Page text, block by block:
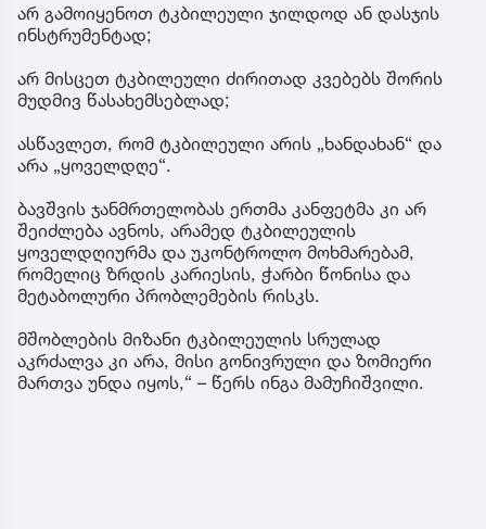
არ გამოიყენოთ ტკბილეული ჯილდოდ ან დასჯის
ინსტრუმენტად;
არ მისცეთ ტკბილეული ძირითად კვებებს შორის
მუდმივ წასახემსებლად;
ასწავლეთ, რომ ტკბილეული არის „ხანდახან“ და
არა „ყოველდღე“.
ბავშვის ჯანმრთელობას ერთმა კანფეტმა კი არ
შეიძლება ავნოს, არამედ ტკბილეულის
ყოველდღიურმა და უკონტროლო მოხმარებამ,
რომელიც ზრდის კარიესის, ჭარბი წონისა და
მეტაბოლური პრობლემების რისკს.
მშობლების მიზანი ტკბილეულის სრულად
აკრძალვა კი არა, მისი გონივრული და ზომიერი
მართვა უნდა იყოს,“ – წერს ინგა მამუჩიშვილი.